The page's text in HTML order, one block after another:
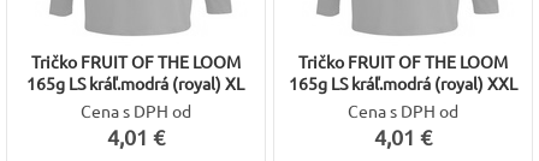
Tričko FRUIT OF THE LOOM
165g LS kráľ.modrá (royal) XL
Cena s DPH od
4,01 €
Tričko FRUIT OF THE LOOM
165g LS kráľ.modrá (royal) XXL
Cena s DPH od
4,01 €